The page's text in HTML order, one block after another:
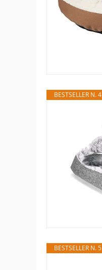
BESTSELLER N. 4
BESTSELLER N. 5